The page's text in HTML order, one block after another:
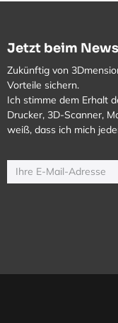
Jetzt beim
Zukünftig von
Vorteile sichern.
Ich stimme dem Erhalt
Drucker, 3D-Scanner,
weiß, dass ich mich